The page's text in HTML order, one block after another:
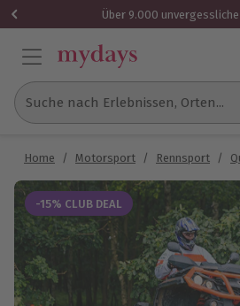
Über 9.000
Suche nach Erlebnissen, Orten...
Home / Motorsport / Rennsport /
-15% CLUB DEAL